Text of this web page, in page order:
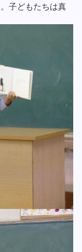
子どもたちは真